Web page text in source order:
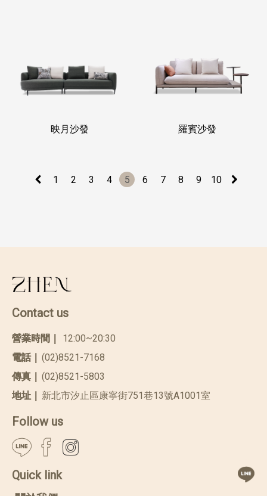
映月沙發 羅賓沙發
1 2 3 4 5 6 7 8 9 10
Contact us
營業時間｜
12:00~20:30
電話｜
(02)8521-7168
傳真｜
(02)8521-5803
地址｜
新北市汐止區康寧街751巷13號A1001室
Follow us
Quick link